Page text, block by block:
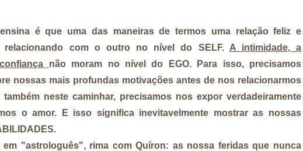
é que uma das maneiras de termos uma relação feliz e
relacionando com o outro no nível do SELF.
A intimidade, a
não moram no nível do EGO. Para isso, precisamos
nossas mais profundas motivações antes de nos relacionarmos
neste caminhar, precisamos nos expor verdadeiramente
o amor. E isso significa inevitavelmente mostrar as nossas
em "astrologuês", rima com Quíron: as nossa feridas que nunca